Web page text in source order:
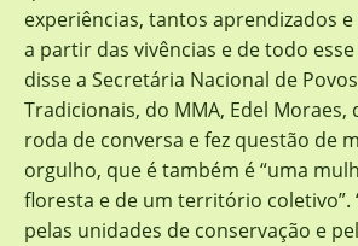
experiências, tantos aprendizados
a partir das vivências e de todo
disse a Secretária Nacional de
Tradicionais, do MMA, Edel Moraes,
roda de conversa e fez questão de
orgulho, que é também é “uma
floresta e de um território coletivo”.
pelas unidades de conservação e